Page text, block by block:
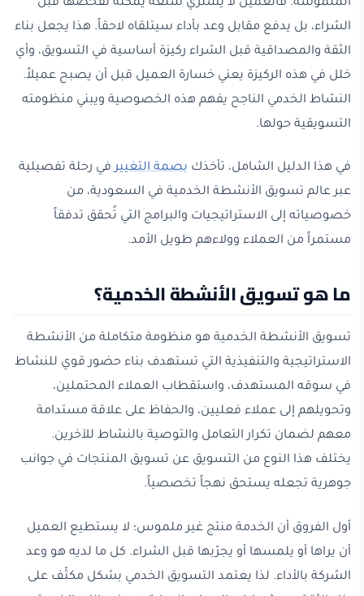
الملموسة. فالعميل لا يشتري سلعة يمكنه تفحّصها قبل
الشراء، بل يدفع مقابل وعد بأداء سيتلقاه لاحقاً. هذا يجعل بناء
الثقة والمصداقية قبل الشراء ركيزة أساسية في التسويق، وأي
خلل في هذه الركيزة يعني خسارة العميل قبل أن يصبح عميلاً.
النشاط الخدمي الناجح يفهم هذه الخصوصية ويبني منظومته
التسويقية حولها.
في هذا الدليل الشامل، تأخذك بصمة التغيير في رحلة تفصيلية
عبر عالم تسويق الأنشطة الخدمية في السعودية، من
خصوصياته إلى الاستراتيجيات والبرامج التي تُحقق تدفقاً
مستمراً من العملاء وولاءهم طويل الأمد.
ما هو تسويق الأنشطة الخدمية؟
تسويق الأنشطة الخدمية هو منظومة متكاملة من الأنشطة
الاستراتيجية والتنفيذية التي تستهدف بناء حضور قوي للنشاط
في سوقه المستهدف، واستقطاب العملاء المحتملين،
وتحويلهم إلى عملاء فعليين، والحفاظ على علاقة مستدامة
معهم لضمان تكرار التعامل والتوصية بالنشاط للآخرين.
يختلف هذا النوع من التسويق عن تسويق المنتجات في جوانب
جوهرية تجعله يستحق نهجاً تخصصياً.
أول الفروق أن الخدمة منتج غير ملموس؛ لا يستطيع العميل
أن يراها أو يلمسها أو يجرّبها قبل الشراء. كل ما لديه هو وعد
الشركة بالأداء. لذا يعتمد التسويق الخدمي بشكل مكثّف على